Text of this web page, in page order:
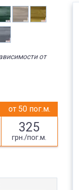
от
от 50 пог.м.
325
грн./пог.м.